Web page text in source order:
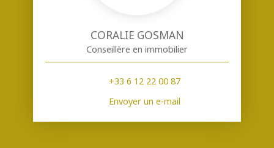
CORALIE GOSMAN
Conseillère en immobilier
+33 6 12 22 00 87
Envoyer un e-mail